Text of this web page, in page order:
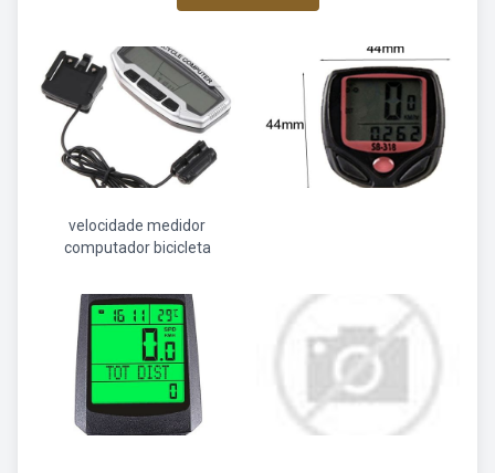
velocidade medidor
computador bicicleta